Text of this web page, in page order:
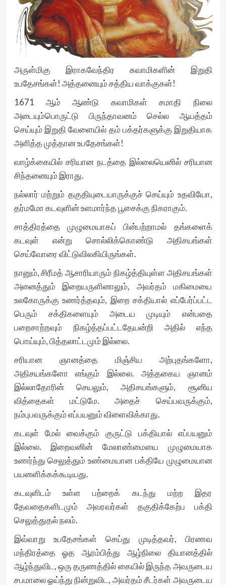
அருள்மிகு இராகவேந்திர சுவாமிகளின் இறுதி
உபதேசங்கள்! அத்தனையும் சத்திய வாக்குகள்!
1671 ஆம் ஆண்டு சுவாமிகள் சமாதி நிலை
அடையும்பொருட்டு பிருந்தாவனம் செல்ல ஆயத்தம்
செய்யும் இறுதி வேளையில் தம் பக்தர்களுக்கு இறுதியாக
அளித்த முத்தான உபதேசங்கள்!
வாழ்க்கையில் சரியான நடத்தை இல்லையெனில் சரியான
சிந்தனையும் இராது.
நல்லார் மற்றும் தகுதியுடையாருக்குச் செய்யும் உதவியோ,
தர்மமோ கடவுளின் உளமார்ந்த பூசைக்கு நிகராகும்.
சாத்திரத்தை முழுமையாகப் பின்பற்றாமல் தங்களைக்
கடவுள் என்று சொல்லிக்கொண்டு அதிசயங்கள்
செய்வோரை விட்டுவிலகியிருங்கள்.
நானும், சிரீமத் ஆசாரியாரும் நிகழ்த்தியுள்ள அதிசயங்கள்
அனைத்தும் இறையருளினாலும், அவர்தம் மகிமையை
உலகோருக்கு உணர்த்தவும், இறை சக்தியால் எப்பேர்ப்பட்ட
பெரும் சக்திகளையும் அடைய முடியும் என்பதை
பறைசாற்றவும் நிகழ்த்தப்பட்டதேயன்றி அதில் எந்த
பொய்யும், பித்தலாட்டமும் இல்லை.
சரியான ஞானத்தை மிஞ்சிய அற்புதங்களோ,
அதிசயங்களோ எங்கும் இல்லை. அத்தகைய ஞானம்
இல்லாதோரின் செயலும், அதிசயங்களும், சூனிய
வித்தைகள் மட்டுமே. அதைச் செய்பவருக்கும்,
நம்புபவருக்கும் எப்பயனும் விளைவிக்காது.
கடவுள் மேல் வைக்கும் குருட்டு பக்தியால் எப்பயனும்
இல்லை. இறைவனின் மேலாண்மையை முழுமையாக
உணர்ந்து செலுத்தும் உண்மையான பக்தியே முழுமையான
பயனளிக்கக்கூடியது.
கடவுளிடம் உள்ள பற்றைக் கடந்து மற்ற இதர
தேவதைகளிடமும் அவரவர்கள் தகுதிக்கேற்ப பக்தி
செலுத்துதல் நலம்.
இவ்வாறு உபதேசங்கள் செய்து முடித்தவர், பிரணவ
மந்திரத்தை ஓத ஆரம்பித்து ஆழ்நிலை தியானத்தில்
ஆழ்ந்துவிட, ஒரு தருணத்தில் கையில் இருந்த அவருடைய
சபமாலை ஓய்ந்து நின்றுவிட, அவர்தம் சீடர்கள் அவருடைய